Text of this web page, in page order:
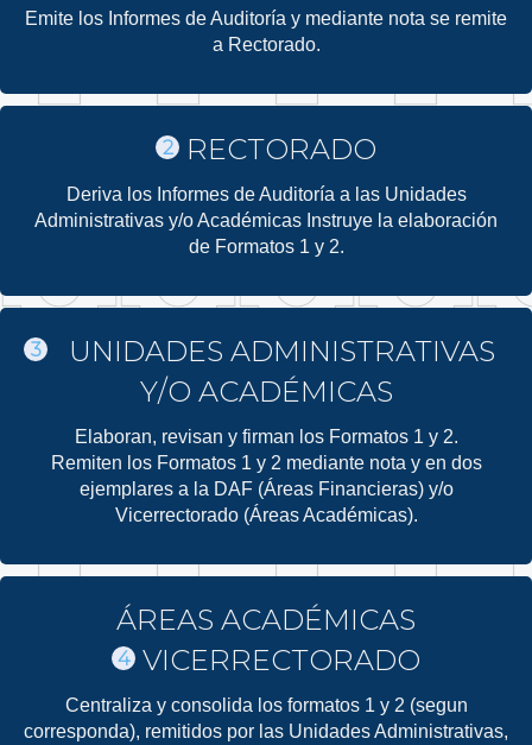
Emite los Informes de Auditoría y mediante nota se remite
a Rectorado.
2 RECTORADO
Deriva los Informes de Auditoría a las Unidades
Administrativas y/o Académicas Instruye la elaboración
de Formatos 1 y 2.
3
UNIDADES ADMINISTRATIVAS
Y/O ACADÉMICAS
Elaboran, revisan y firman los Formatos 1 y 2.
Remiten los Formatos 1 y 2 mediante nota y en dos
ejemplares a la DAF (Áreas Financieras) y/o
Vicerrectorado (Áreas Académicas).
ÁREAS ACADÉMICAS
4 VICERRECTORADO
Centraliza y consolida los formatos 1 y 2 (segun
corresponda), remitidos por las Unidades Administrativas,